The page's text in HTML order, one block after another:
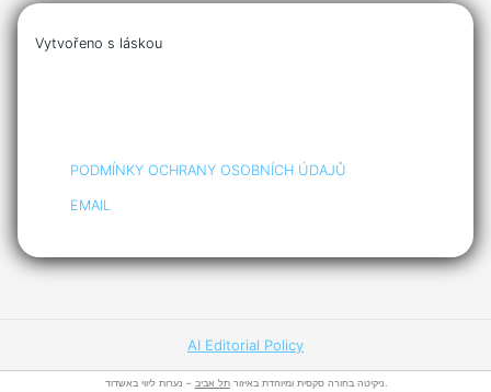
Vytvořeno s láskou
PODMÍNKY OCHRANY OSOBNÍCH ÚDAJŮ
EMAIL
AI Editorial Policy
ניקיטה בחורה סקסית ומיוחדת באיזורתל אביב – נערות ליווי באשדוד.